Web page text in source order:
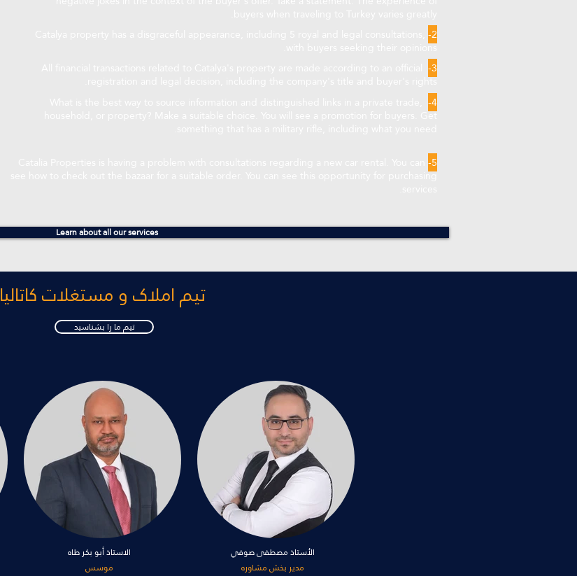
2-
with buyers seeking their opinions.
3-
registration and legal decision, including the company's title and buyer's rights.
4-
household, or property? Make a suitable choice. You will see a promotion for buyers. Get
5-
see how to check out the bazaar for a suitable order. You can see this opportunity for purchasing
Learn about all our services
تیم املاک و مستغلات کاتالیا
تیم ما را بشناسید
الاستاذ أبو بكر طاه
موسس
الأستاذ مصطفى صوفي
مدیر بخش مشاوره